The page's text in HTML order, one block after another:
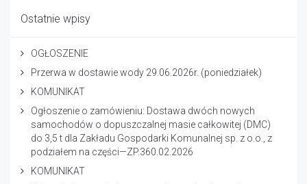
Ostatnie wpisy
OGŁOSZENIE
Przerwa w dostawie wody 29.06.2026r. (poniedziałek)
KOMUNIKAT
Ogłoszenie o zamówieniu: Dostawa dwóch nowych
samochodów o dopuszczalnej masie całkowitej (DMC)
do 3,5 t dla Zakładu Gospodarki Komunalnej sp. z o.o., z
podziałem na części—ZP.360.02.2026
KOMUNIKAT